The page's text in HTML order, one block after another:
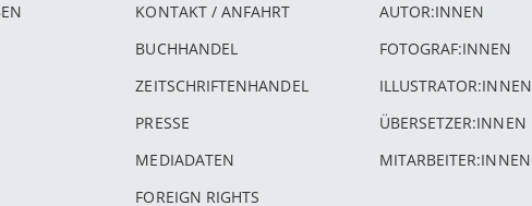
KONTAKT / ANFAHRT
BUCHHANDEL
ZEITSCHRIFTENHANDEL
PRESSE
MEDIADATEN
FOREIGN RIGHTS
AUTOR:INNEN
FOTOGRAF:INNEN
ILLUSTRATOR:INNEN
ÜBERSETZER:INNEN
MITARBEITER:INNEN